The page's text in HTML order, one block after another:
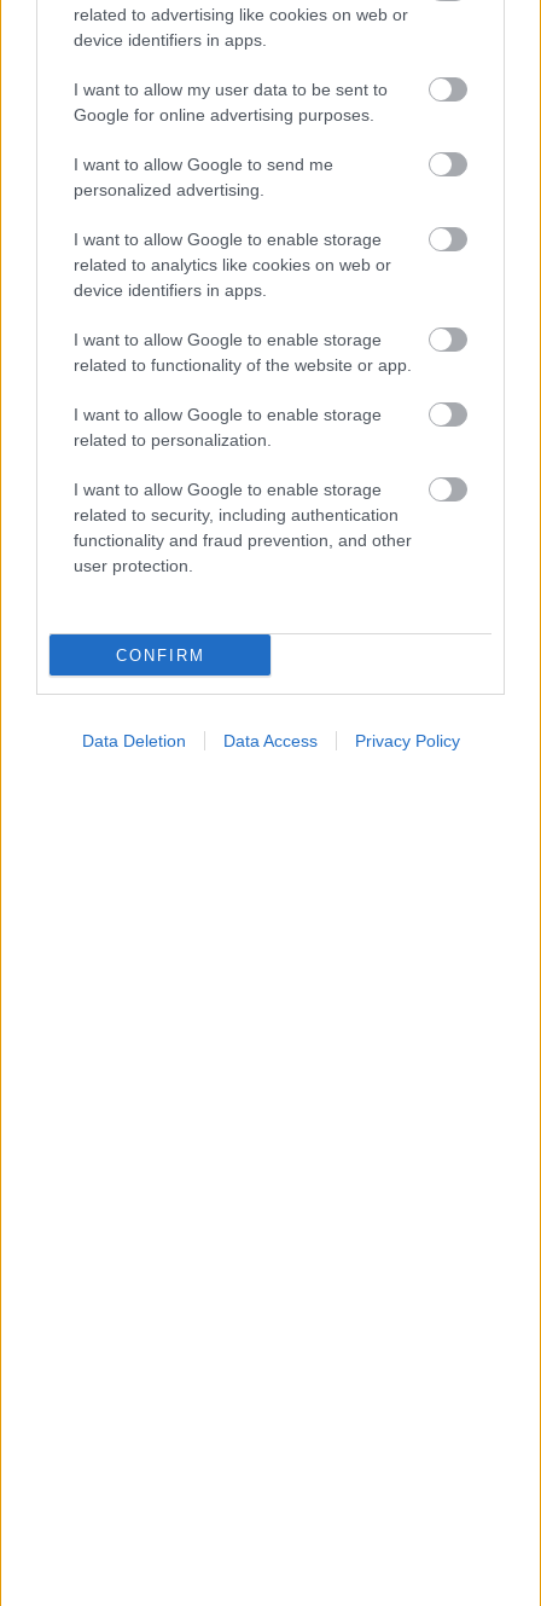
related to advertising like cookies on web or
device identifiers in apps.
I want to allow my user data to be sent to
Google for online advertising purposes.
I want to allow Google to send me
personalized advertising.
I want to allow Google to enable storage
related to analytics like cookies on web or
device identifiers in apps.
I want to allow Google to enable storage
related to functionality of the website or app.
I want to allow Google to enable storage
related to personalization.
I want to allow Google to enable storage
related to security, including authentication
functionality and fraud prevention, and other
user protection.
CONFIRM
Data Deletion Data Access Privacy Policy
ΜΠΕΙΤΕ ΣΤΗ ΣΥΖΗΤΗΣΗ
Loading...